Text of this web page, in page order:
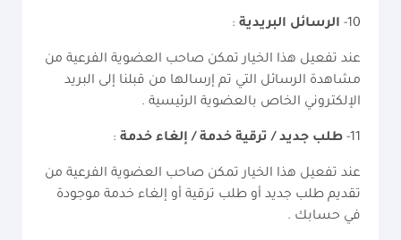
الرسائل البريدية:
عند تفعيل هذا الخيار تمكن صاحب العضوية الفرعية من
مشاهدة الرسائل التي تم إرسالها من قبلنا إلى البريد
الإلكتروني الخاص بالعضوية الرئيسية .
طلب جديد / ترقية خدمة / إلغاء خدمة:
عند تفعيل هذا الخيار تمكن صاحب العضوية الفرعية من
تقديم طلب جديد أو طلب ترقية أو إلغاء خدمة موجودة
في حسابك .